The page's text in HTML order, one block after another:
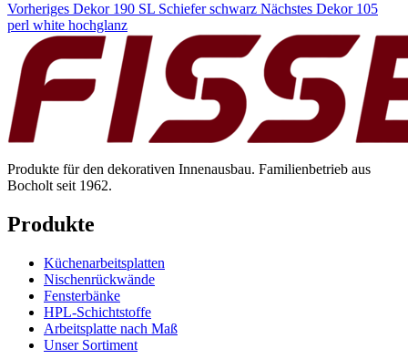
Vorheriges Dekor 190 SL Schiefer schwarz Nächstes Dekor 105
perl white hochglanz
Produkte für den dekorativen Innenausbau. Familienbetrieb aus
Bocholt seit 1962.
Produkte
Küchenarbeitsplatten
Nischenrückwände
Fensterbänke
HPL-Schichtstoffe
Arbeitsplatte nach Maß
Unser Sortiment